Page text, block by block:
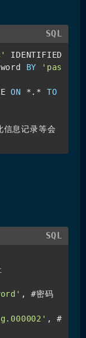
before
SQL
BY
'pas
ON * . *
TO
信息记录等会
SQL
, #密码
, #